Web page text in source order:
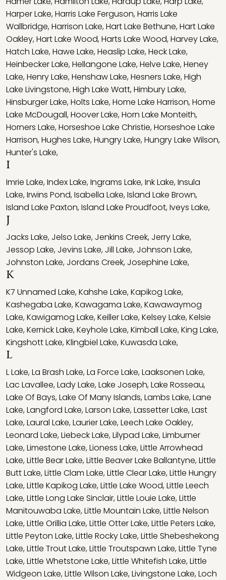
Harper Lake,Harris Lake Ferguson,Harris Lake
Wallbridge,Harrison Lake,Hart Lake Bethune,Hart Lake
Oakley,Hart Lake Wood,Harts Lake Wood,Harvey Lake,
Hatch Lake,Hawe Lake,Heaslip Lake,Heck Lake,
Heinbecker Lake,Hellangone Lake,Helve Lake,Heney
Lake,Henry Lake,Henshaw Lake,Hesners Lake,High
Lake Livingstone,High Lake Watt,Himbury Lake,
Hinsburger Lake,Holts Lake,Home Lake Harrison,Home
Lake McDougall,Hoover Lake,Horn Lake Monteith,
Horners Lake,Horseshoe Lake Christie,Horseshoe Lake
Harrison,Hughes Lake,Hungry Lake,Hungry Lake Wilson,
Hunter's Lake,
I
Imrie Lake,Index Lake,Ingrams Lake,Ink Lake,Insula
Lake,Irwins Pond,Isabella Lake,Island Lake Brown,
Island Lake Paxton,Island Lake Proudfoot,Iveys Lake,
J
Jacks Lake, Jelso Lake, Jenkins Creek, Jerry Lake,
Jessop Lake, Jevins Lake, Jill Lake, Johnson Lake,
Johnston Lake, Jordans Creek, Josephine Lake,
K
K7 Unnamed Lake,Kahshe Lake,Kapikog Lake,
Kashegaba Lake,Kawagama Lake,Kawawaymog
Lake,Kawigamog Lake,Keiller Lake,Kelsey Lake,Kelsie
Lake,Kernick Lake,Keyhole Lake,Kimball Lake,King Lake,
Kingshott Lake,Klingbiel Lake,Kuwasda Lake,
L
L Lake,La Brash Lake,La Force Lake,Laaksonen Lake,
Lac Lavallee,Lady Lake,Lake Joseph,Lake Rosseau,
Lake Of Bays,Lake Of Many Islands,Lambs Lake,Lane
Lake,Langford Lake,Larson Lake,Lassetter Lake,Last
Lake,Laural Lake,Laurier Lake,Leech Lake Oakley,
Leonard Lake,Liebeck Lake,Lilypad Lake,Limburner
Lake,Limestone Lake,Lioness Lake,Little Arrowhead
Lake,Little Bear Lake,Little Beaver Lake Ballantyne,Little
Butt Lake,Little Clam Lake,Little Clear Lake,Little Hungry
Lake,Little Kapikog Lake,Little Lake Wood,Little Leech
Lake,Little Long Lake Sinclair,Little Louie Lake,Little
Manitouwaba Lake,Little Mountain Lake,Little Nelson
Lake,Little Orillia Lake,Little Otter Lake,Little Peters Lake,
Little Peyton Lake,Little Rocky Lake,Little Shebeshekong
Lake,Little Trout Lake,Little Troutspawn Lake,Little Tyne
Lake,Little Whetstone Lake,Little Whitefish Lake,Little
Widgeon Lake,Little Wilson Lake,Livingstone Lake,Loch